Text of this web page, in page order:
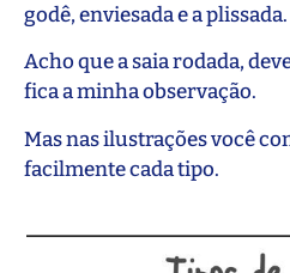
godê, enviesada e a plissada.
Acho que a saia rodada,
fica a minha observação.
Mas nas ilustrações você
facilmente cada tipo.